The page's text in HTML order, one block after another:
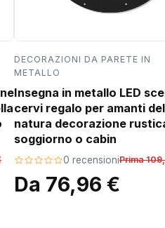
DECORAZIONI DA PARETE IN
METALLO
Insegna in metallo LED
cervi regalo per amanti
natura decorazione
soggiorno o cabin
0 recensioniPrima
Da 76,96 €